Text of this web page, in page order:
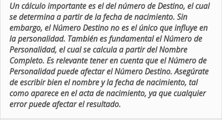
Un cálculo importante es el del número de Destino, el cual
se determina a partir de la fecha de nacimiento. Sin
embargo, el Número Destino no es el único que influye en
la personalidad. También es fundamental el Número de
Personalidad, el cual se calcula a partir del Nombre
Completo. Es relevante tener en cuenta que el Número de
Personalidad puede afectar el Número Destino. Asegúrate
de escribir bien el nombre y la fecha de nacimiento, tal
como aparece en el acta de nacimiento, ya que cualquier
error puede afectar el resultado.